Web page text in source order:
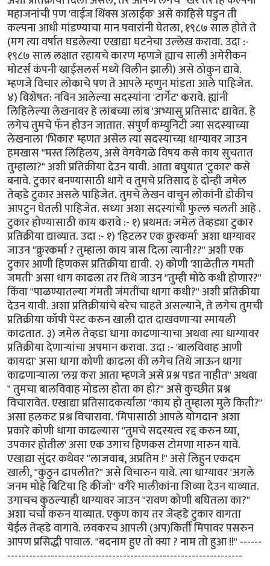
महाजनांची पण 'वाईज थिंक्स अलाईक' असे काहिसे घडुन ती
कल्पना आधी मांडण्याचा मान पवारांनी घेतला, १९८७ साल होते ते
(मग त्या वर्षात घडलेल्या एखाद्या घटनेचा उल्लेख करावा. उदा :-
१९८७ साल लक्षात रहायचे कारण म्हणजे ह्याच साली अमेरीकन
मोटर्स कंपनी ख्राईसलर्स मध्ये विलीन झाली) असे ठोकुन द्यावे.
म्हणजे विचार लोकाचे पण ते आपले म्हणुन मांडता आले पाहिजेत.
४) विशेषत: नविन आलेल्या सदस्यांना 'टार्गेट' करावे. ह्यांनी
लिहिलेल्या लेखनावर हे लांबच्या लांब 'अभ्यासु प्रतिसाद' द्यावेत. हे
लगेच तुमचे फॅन होउन जातात. संपुर्ण कम्युनिटी ज्या सदस्याच्या
लेखनाला 'भिकार' म्हणत असेल त्या सदस्याच्या धाग्यावर जाउन
हमखास "मस्त लिहिलय, असे वेगवेगळे विषय कसे काय सुचतात
तुम्हाला?" अशी प्रतिक्रीया देउन यावी. आता बघुयात 'टुकार' कसे
बनावे. टुकार बनण्यासाठी धागे व तुमचे प्रतिसाद हे दोन्ही जमेल
तेव्हडे टुकार असले पाहिजेत. तुमचे लेखन वाचुन लोकांनी डोकीच
आपटुन घेतली पाहिजेत. सध्या अशा सदस्यांची फुल्ल चलती आहे .
टुकार होण्यासाठी काय करावे :- १) प्रथमत: जमेल तेव्हड्या टुकार
प्रतिक्रीया द्याव्यात. उदा :- १) 'हिटलर एक क्रुरकर्मा' अशा धाग्यावर
जाउन "क्रुरकर्मा ? तुम्हाला काय त्रास दिला त्यानी??" अशी एक
टुकार आणी हिणकस प्रतिक्रीया द्यावी. २) कोणी 'शाळेतील गमती
जमती' असा धाग काढला तर तिथे जाउन "तुम्ही मोठे कधी होणार?"
किंवा "पाळण्यातल्या गंमती जंमतींचा धागा कधी?" अशी प्रतिक्रीया
देउन यावी. अशा प्रतिक्रीयांचे बरेच चाहते असल्याने, ते लगेच तुमची
प्रतिक्रीया कॉपी पेस्ट करुन खाली दात दाखवणार्‍या स्मायली
काढतात. ३) जमेल तेव्हडा धागा काढणार्‍याचा अथवा त्या धाग्यावर
प्रतिक्रीया देणार्‍यांचा अपमान करावा. उदा :- 'बालविवाह आणी
कायदा' असा धागा कोणी काढला की लगेच तिथे जाऊन धागा
काढणार्‍याला 'लग्न करा आता म्हणजे असे प्रश्न पडत नाहीत" अथवा
" तुमचा बालविवाह मोडला होता का हो?" असे कुच्छीत प्रश्न
विचारावेत. एखाद्या प्रतिसादकर्त्याला "काय हो तुम्हाला मुले किती?"
असा हलकट प्रश्न विचारावा. 'मिपासाठी आपले योगदान' अशा
प्रकारे कोणी धागा काढल्यास "तुमचे सदस्यत्व रद्द करुन घ्या,
उपकार होतील' असा एक उगाच हिणकस टोमणा मारुन यावे.
एखाद्या सुंदर कथेवर "लाजवाब, अप्रतिम !" असे लिहुन एकदम
खाली, "कुठुन ढापलीत?" असे विचारुन यावे. त्या धाग्यावर 'अगले
जनम मोहे बिटिया हि कीजो" वगैरे मालीकांना शिव्या देउन याव्यात.
उगाचच कुठल्याही धाग्यावर जाउन "रावण कोणी बघितला का?"
अशा चर्चा करुन याव्यात. एकुण काय तर जेव्हडे टुकार वागता
येईल तेव्हडे वागावे. लवकरच आपली (अप)किर्ती मिपावर पसरुन
आपण प्रसिद्धी पावाल. "बदनाम हुए तो क्या ? नाम तो हुआ !!" ------
-----------------------------------------------------------------